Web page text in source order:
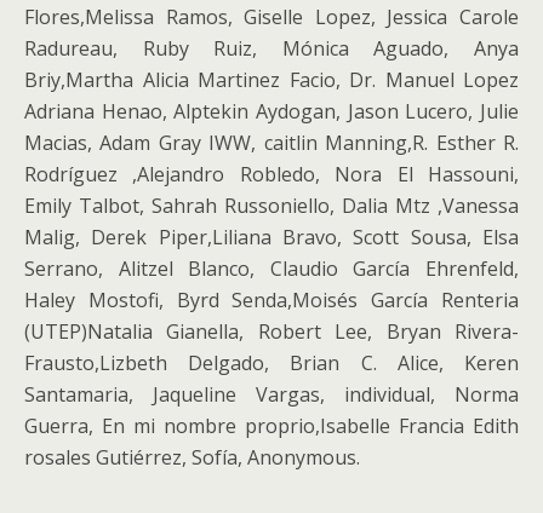
Flores,Melissa Ramos, Giselle Lopez, Jessica Carole
Radureau, Ruby Ruiz, Mónica Aguado, Anya
Briy,Martha Alicia Martinez Facio, Dr. Manuel Lopez
Adriana Henao, Alptekin Aydogan, Jason Lucero, Julie
Macias, Adam Gray IWW, caitlin Manning,R. Esther R.
Rodríguez ,Alejandro Robledo, Nora El Hassouni,
Emily Talbot, Sahrah Russoniello, Dalia Mtz ,Vanessa
Malig, Derek Piper,Liliana Bravo, Scott Sousa, Elsa
Serrano, Alitzel Blanco, Claudio García Ehrenfeld,
Haley Mostofi, Byrd Senda,Moisés García Renteria
(UTEP)Natalia Gianella, Robert Lee, Bryan Rivera-
Frausto,Lizbeth Delgado, Brian C. Alice, Keren
Santamaria, Jaqueline Vargas, individual, Norma
Guerra, En mi nombre proprio,Isabelle Francia Edith
rosales Gutiérrez, Sofía, Anonymous.